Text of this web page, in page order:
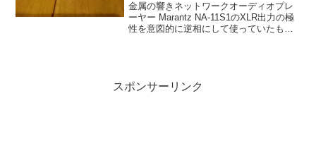
金属の響きネットワークオーディオプレ
ーヤー Marantz NA-11S1のXLR出力の極
性を意図的に逆相にして使っていたもの
スポンサーリンク